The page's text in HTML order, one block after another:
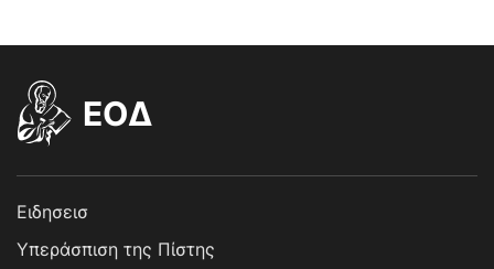
EOΔ
Ειδησεισ
Υπεράσπιση της Πίστης